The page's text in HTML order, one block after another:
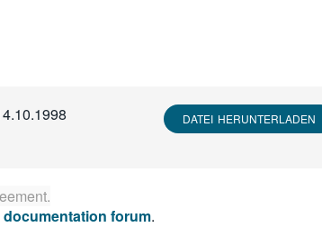
DATEI HERUNTERLADEN
.
documentation forum.